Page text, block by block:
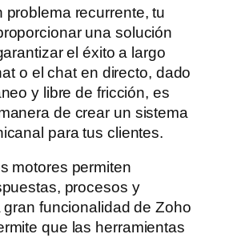
problema recurrente, tu
una solución
el éxito a largo
o el chat en directo, dado
y libre de fricción, es
de crear un sistema
para tus clientes.
motores permiten
procesos y
funcionalidad de Zoho
que las herramientas